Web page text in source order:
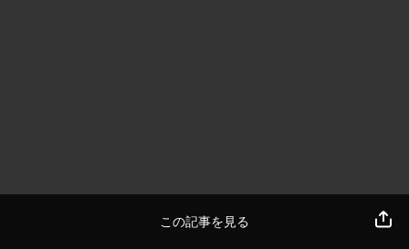
この記事を見る